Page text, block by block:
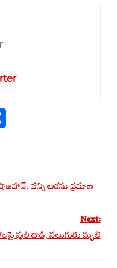
Share
వన్ని అరసు ప్రమాణ
Next:
పులి దాడి, నలుగురు మృతి